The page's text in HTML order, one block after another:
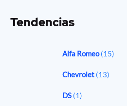
Tendencias
Alfa Romeo(15)
Chevrolet (13)
DS (1)